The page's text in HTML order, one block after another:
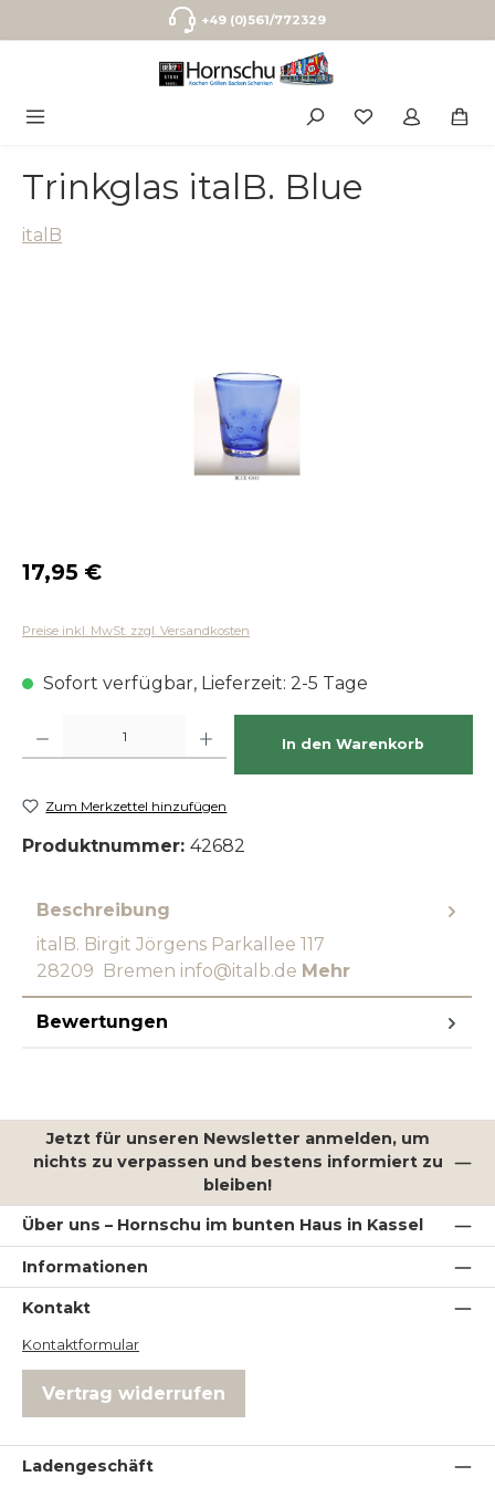
Zum Hauptinhalt springen+49 (0)561/772329
Trinkglas italB. Blue
italB
Regulärer Preis:
17,95 €
Preise inkl. MwSt. zzgl. Versandkosten
Sofort verfügbar, Lieferzeit: 2-5 Tage
In den Warenkorb
Zum Merkzettel hinzufügen
Produktnummer: 42682
Beschreibung
italB. Birgit Jörgens Parkallee 117
28209 Bremen info@italb.de Mehr
Bewertungen
Jetzt für unseren Newsletter anmelden, um
nichts zu verpassen und bestens informiert zu
bleiben!
Über uns – Hornschu im bunten Haus in Kassel
Informationen
Kontakt
Kontaktformular
Vertrag widerrufen
Ladengeschäft